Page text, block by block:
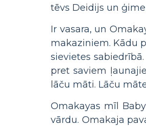
tēvs Deidijs un
Ir vasara, un
makaziniem. Kādu
sievietes
pret saviem
lāču māti. Lāču
Omakayas mīl
vārdu. Omakaja